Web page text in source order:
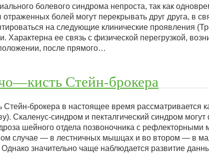
болевого синдрома непроста, так как
болей могут перекрывать друг друга, в
на следующие клинические проявления
Характерна ее связь с физической перегрузкой,
после прямого…
Стейн-брокера
брокера в настоящее время рассматривается
Скаленус-синдром и пекталгический синдром
шейного отдела позвоночника с рефлекторными
случае — в лестничных мышцах и во втором — в
значительно чаще наблюдается развитие